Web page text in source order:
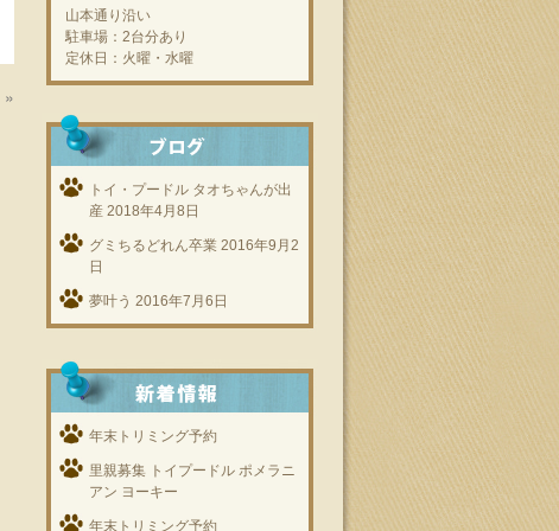
»
山本通り沿い
駐車場：2台分あり
定休日：火曜・水曜
トイ・プードル タオちゃんが出
産 2018年4月8日
グミちるどれん卒業 2016年9月2
日
夢叶う 2016年7月6日
年末トリミング予約
里親募集 トイプードル ポメラニ
アン ヨーキー
年末トリミング予約